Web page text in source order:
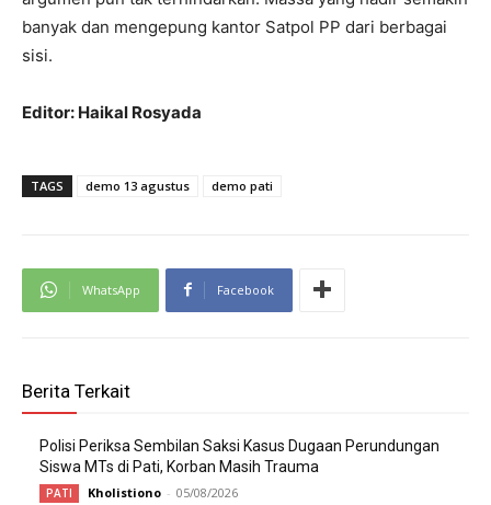
banyak dan mengepung kantor Satpol PP dari berbagai
sisi.
Editor: Haikal Rosyada
TAGS demo 13 agustus demo pati
WhatsApp Facebook
Berita Terkait
Polisi Periksa Sembilan Saksi Kasus Dugaan Perundungan
Siswa MTs di Pati, Korban Masih Trauma
PATI Kholistiono - 05/08/2026